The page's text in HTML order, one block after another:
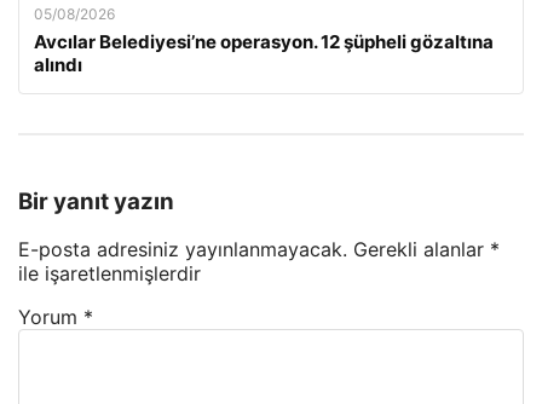
05/08/2026
Avcılar Belediyesi’ne operasyon. 12 şüpheli gözaltına
alındı
Bir yanıt yazın
E-posta adresiniz yayınlanmayacak. Gerekli alanlar *
ile işaretlenmişlerdir
Yorum *